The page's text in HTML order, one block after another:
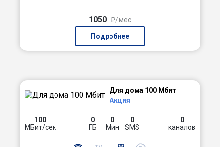
1050 ₽/мес
Подробнее
Для дома 100 Мбит
Акция
100
МБит/сек
0
ГБ
0
Мин
0
SMS
0
каналов